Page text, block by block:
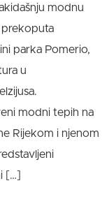
modnu
prekoputa
parka Pomerio,
u
modni tepih na
Rijekom i njenom
[…]